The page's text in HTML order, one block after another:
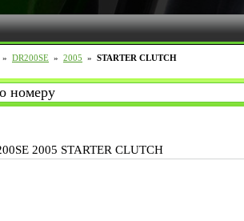
» DR200SE » 2005 » STARTER CLUTCH
2005 STARTER CLUTCH